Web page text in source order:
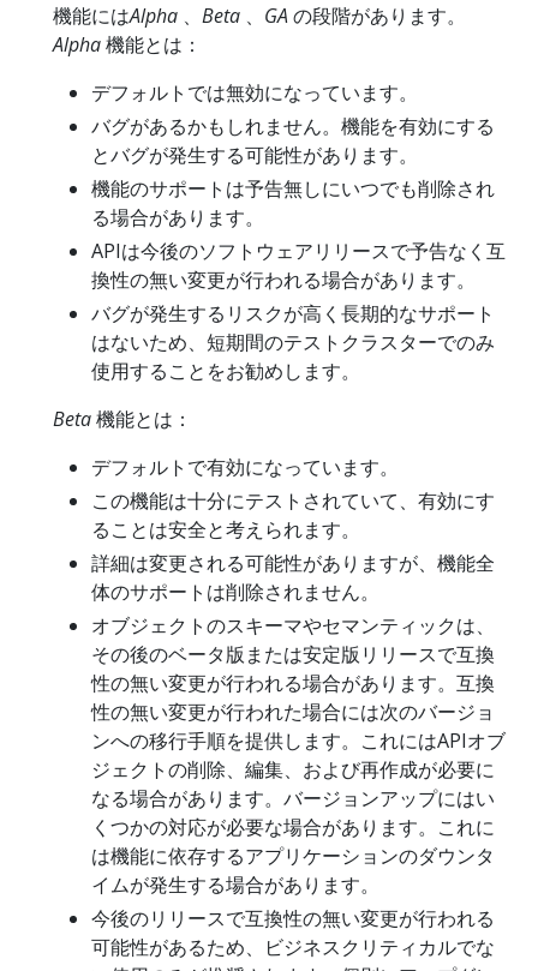
機能にはAlpha 、 Beta 、 GAの段階があります。
Alpha機能とは：
デフォルトでは無効になっています。
バグがあるかもしれません。機能を有効にする
とバグが発生する可能性があります。
機能のサポートは予告無しにいつでも削除され
る場合があります。
APIは今後のソフトウェアリリースで予告なく互
換性の無い変更が行われる場合があります。
バグが発生するリスクが高く長期的なサポート
はないため、短期間のテストクラスターでのみ
使用することをお勧めします。
Beta機能とは：
デフォルトで有効になっています。
この機能は十分にテストされていて、有効にす
ることは安全と考えられます。
詳細は変更される可能性がありますが、機能全
体のサポートは削除されません。
オブジェクトのスキーマやセマンティックは、
その後のベータ版または安定版リリースで互換
性の無い変更が行われる場合があります。互換
性の無い変更が行われた場合には次のバージョ
ンへの移行手順を提供します。これにはAPIオブ
ジェクトの削除、編集、および再作成が必要に
なる場合があります。バージョンアップにはい
くつかの対応が必要な場合があります。これに
は機能に依存するアプリケーションのダウンタ
イムが発生する場合があります。
今後のリリースで互換性の無い変更が行われる
可能性があるため、ビジネスクリティカルでな